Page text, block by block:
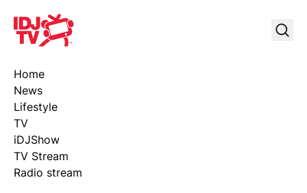
IDJ TV
Home
News
Lifestyle
TV
iDJShow
TV Stream
Radio stream